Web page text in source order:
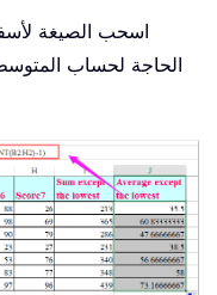
الحاجة لحساب